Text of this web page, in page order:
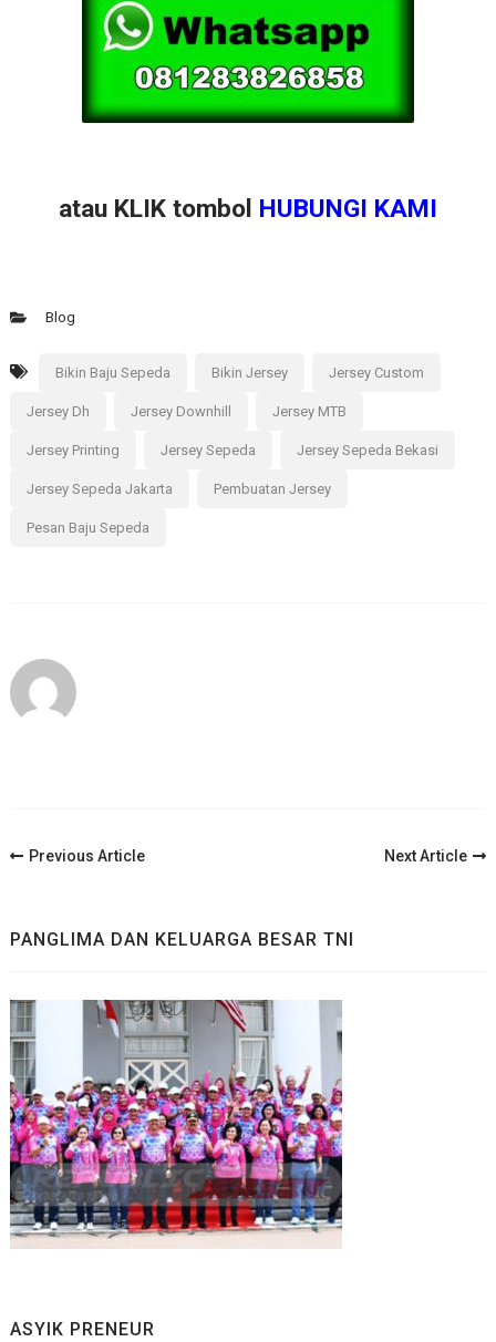
atau KLIK tombol HUBUNGI KAMI
Blog
Bikin Baju Sepeda Bikin Jersey Jersey Custom
Jersey Dh Jersey Downhill Jersey MTB
Jersey Printing Jersey Sepeda Jersey Sepeda Bekasi
Jersey Sepeda Jakarta Pembuatan Jersey
Pesan Baju Sepeda
Post
Previous Article Next Article
PANGLIMA DAN KELUARGA BESAR TNI
ASYIK PRENEUR